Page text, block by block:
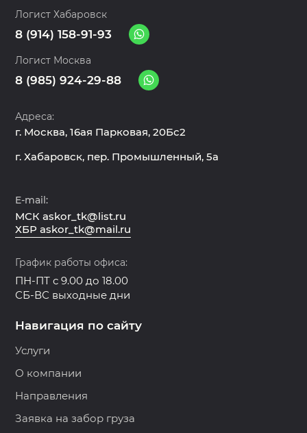
Логист Хабаровск
8 (914) 158-91-93
Логист Москва
8 (985) 924-29-88
Адреса:
г. Москва, 16ая Парковая, 20Бс2
г. Хабаровск, пер. Промышленный, 5а
E-mail:
МСК askor_tk@list.ru
ХБР askor_tk@mail.ru
График работы офиса:
ПН-ПТ с 9.00 до 18.00
СБ-ВС выходные дни
Навигация по сайту
Услуги
О компании
Направления
Заявка на забор груза